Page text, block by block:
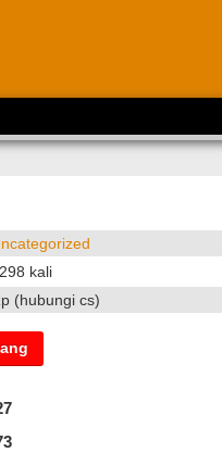
kali
(hubungi cs)